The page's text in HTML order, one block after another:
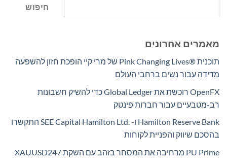
חיפוש
מאמרים אחרונים
תוכנית Pink Changing Lives®‎ של מרי קיי הופכת חזון להשפעה
מדידה עבור נשים ברחבי העולם
OpenFX רוכשת את Global Ledger כדי להשיק חשבונות
רב-מטבעיים עבור חברות פינטק
Hamilton Reserve Bank ו- SEE Capital Hamilton Ltd.‎ התקשרו
בהסכם שיווק והפניית לקוחות
PU Prime מרחיבה את המסחר בזהב עם השקת XAUUSD247